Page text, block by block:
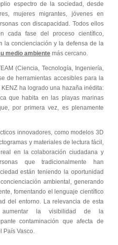
espectro de la sociedad, desde
mujeres migrantes, jóvenes en
con discapacidad. Todos ellos
cada fase del proceso científico,
la concienciación y la defensa de la
medio ambiente más cercano.
(Ciencia, Tecnología, Ingeniería,
de herramientas accesibles para la
ha logrado una hazaña inédita:
que habita en las playas marinas
por primera vez, es plenamente
innovadores, como modelos 3D
y materiales de lectura fácil,
en la colaboración ciudadana y
que tradicionalmente han
están teniendo la oportunidad
ambiental, generando
fomentando el lenguaje científico
del entorno. La relevancia de esta
la visibilidad de la
contaminación que afecta de
País Vasco.